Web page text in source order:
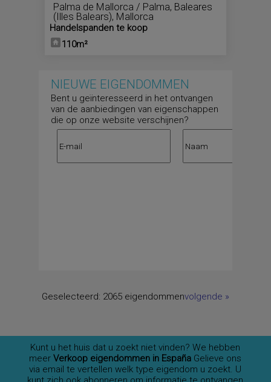
Palma de Mallorca / Palma, Baleares
(Illes Balears), Mallorca
Handelspanden te koop
110m²
NIEUWE EIGENDOMMEN
Bent u geïnteresseerd in het ontvangen
van de aanbiedingen van eigenschappen
die op onze website verschijnen?
Geselecteerd: 2065 eigendommenvolgende »
Kunt u het huis dat u zoekt niet vinden? We hebben
meerVerkoop eigendommen in España Gelieve ons
via email te vertellen welk type eigendom u zoekt. U